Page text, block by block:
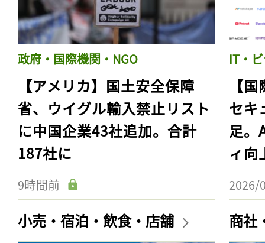
政府・国際機関・NGO
【アメリカ】国土安全保障
省、ウイグル輸入禁止リスト
に中国企業43社追加。合計
187社に
9時間前
IT・
【
セキ
足。
ィ向
2026/
小売・宿泊・飲食・店舗 商社